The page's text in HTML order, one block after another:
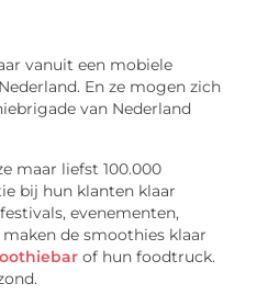
vanuit een mobiele
En ze mogen zich
van Nederland
maar liefst 100.000
bij hun klanten klaar
evenementen,
de smoothies klaar
of hun foodtruck.